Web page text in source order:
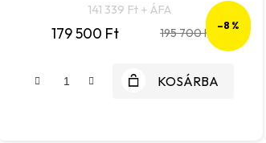
141 339 Ft + ÁFA
179 500 Ft 195 700 Ft
–8 %
KOSÁRBA